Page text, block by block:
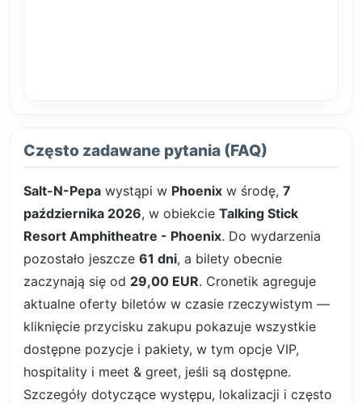
Często zadawane pytania (FAQ)
Salt-N-Pepa wystąpi w Phoenix w środę, 7
października 2026, w obiekcie Talking Stick
Resort Amphitheatre - Phoenix. Do wydarzenia
pozostało jeszcze 61 dni, a bilety obecnie
zaczynają się od 29,00 EUR. Cronetik agreguje
aktualne oferty biletów w czasie rzeczywistym —
kliknięcie przycisku zakupu pokazuje wszystkie
dostępne pozycje i pakiety, w tym opcje VIP,
hospitality i meet & greet, jeśli są dostępne.
Szczegóły dotyczące występu, lokalizacji i często